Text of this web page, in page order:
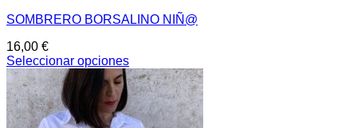
SOMBRERO BORSALINO NIÑ@
16,00 €
Seleccionar opciones
Este
producto
tiene
múltiples